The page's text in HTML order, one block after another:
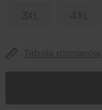
3XL 4XL
Tabela rozmiarów